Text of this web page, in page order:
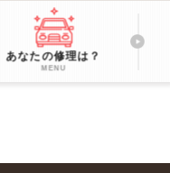
あなたの修理は？
MENU